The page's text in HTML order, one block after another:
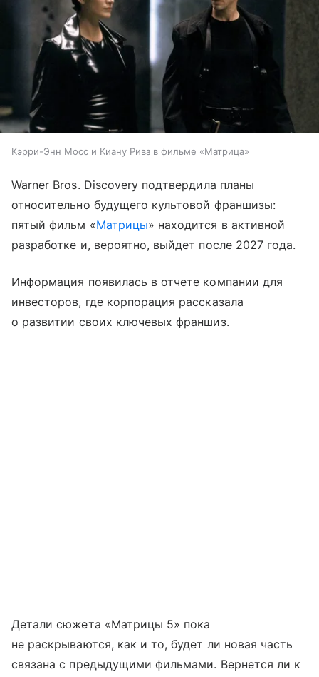
Кэрри-Энн Мосс и Киану Ривз в фильме «Матрица»
Warner Bros. Discovery подтвердила планы
относительно будущего культовой франшизы:
пятый фильм «Матрицы» находится в активной
разработке и, вероятно, выйдет после 2027 года.
Информация появилась в отчете компании для
инвесторов, где корпорация рассказала
о развитии своих ключевых франшиз.
Детали сюжета «Матрицы 5» пока
не раскрываются, как и то, будет ли новая часть
связана с предыдущими фильмами. Вернется ли к